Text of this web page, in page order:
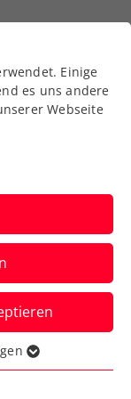
ATP-
Start.
Einige
es uns andere
Webseite